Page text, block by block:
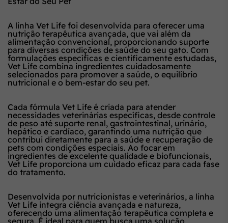
A linha Vet Life foi desenvolvida para oferecer uma
nutrição terapêutica avançada, que vai além da
alimentação convencional, proporcionando suporte
para diversas condições de saúde do seu gato. Com
formulações específicas e cientificamente estudadas,
Vet Life combina ingredientes cuidadosamente
selecionados para promover a saúde, o equilíbrio
nutricional e o bem-estar do seu pet.
Cada fórmula Vet Life é criada para atender
necessidades veterinárias específicas, desde controle
de peso até suporte renal, gastrointestinal, urinário,
hepático e cardíaco, garantindo uma nutrição que
contribui diretamente para a saúde e recuperação de
pets com condições especiais. Ao focar em
ingredientes de excelente qualidade e biofuncionais,
Vet Life proporciona um cuidado eficaz para cada fase
do tratamento.
Desenvolvida por nutricionistas e veterinários, a linha
Vet Life integra ciência avançada e natureza,
oferecendo uma alimentação terapêutica completa e
segura. É ideal para quem busca uma solução